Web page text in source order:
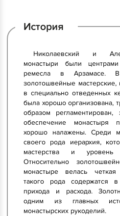
История
Николаевский и
монастыри были
ремесла в Арзамасе.
золотошвейные мастерские,
в специально отведенных
была хорошо организована,
образом регламентирован,
обеспечение монастыря
хорошо налажены. Среди
своего рода иерархия,
мастерства и уровень
Относительно
монастыре велась
такого рода содержатся
прихода и расхода.
одним из главных
монастырских рукоделий.